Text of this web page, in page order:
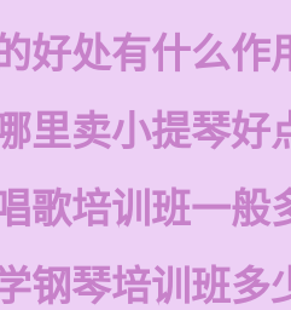
好处有什么作
里卖小提琴好
歌培训班一般
钢琴培训班多